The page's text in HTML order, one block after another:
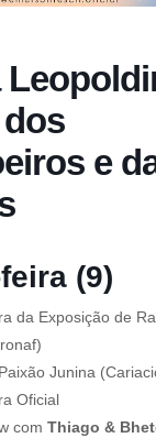
e
(9)
da Exposição de
Junina
Oficial
com Thiago &